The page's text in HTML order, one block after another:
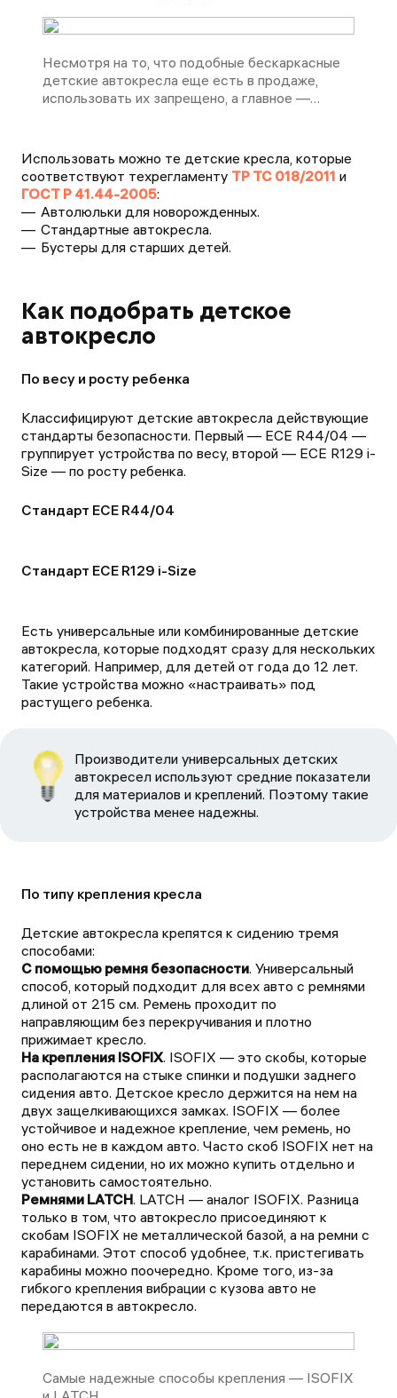
Несмотря на то, что подобные бескаркасные
детские автокресла еще есть в продаже,
использовать их запрещено, а главное —
Использовать можно те детские кресла, которые
соответствуют техрегламенту ТР ТС 018/2011 и
ГОСТ Р 41.44-2005:
Автолюльки для новорожденных.
Стандартные автокресла.
Бустеры для старших детей.
Как подобрать детское
автокресло
По весу и росту ребенка
Классифицируют детские автокресла действующие
стандарты безопасности. Первый — ECE R44/04 —
группирует устройства по весу, второй — ECE R129 i-
Size — по росту ребенка.
Стандарт ECE R44/04
Стандарт ECE R129 i-Size
Есть универсальные или комбинированные детские
автокресла, которые подходят сразу для нескольких
категорий. Например, для детей от года до 12 лет.
Такие устройства можно «настраивать» под
растущего ребенка.
Производители универсальных детских
автокресел используют средние показатели
для материалов и креплений. Поэтому такие
устройства менее надежны.
По типу крепления кресла
Детские автокресла крепятся к сидению тремя
способами:
С помощью ремня безопасности. Универсальный
способ, который подходит для всех авто с ремнями
длиной от 215 см. Ремень проходит по
направляющим без перекручивания и плотно
прижимает кресло.
На крепления ISOFIX. ISOFIX — это скобы, которые
располагаются на стыке спинки и подушки заднего
сидения авто. Детское кресло держится на нем на
двух защелкивающихся замках. ISOFIX — более
устойчивое и надежное крепление, чем ремень, но
оно есть не в каждом авто. Часто скоб ISOFIX нет на
переднем сидении, но их можно купить отдельно и
установить самостоятельно.
Ремнями LATCH. LATCH — аналог ISOFIX. Разница
только в том, что автокресло присоединяют к
скобам ISOFIX не металлической базой, а на ремни с
карабинами. Этот способ удобнее, т.к. пристегивать
карабины можно поочередно. Кроме того, из-за
гибкого крепления вибрации с кузова авто не
передаются в автокресло.
Самые надежные способы крепления — ISOFIX